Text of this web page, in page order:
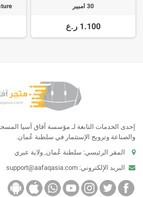
30 امبير
1.100 ر.ع
إحدى الخدمات التابعة لـ مؤسسة آفاق آسيا
والصناعة وترويج الإستثمار في سلطنة عُمان.
المقر الرئيسي: سلطنة عُمان, ولاية عبري
البريد الإلكتروني: support@aafaqasia.com